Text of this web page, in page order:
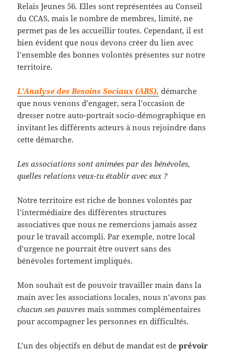
Relais Jeunes 56. Elles sont représentées au Conseil
du CCAS, mais le nombre de membres, limité, ne
permet pas de les accueillir toutes. Cependant, il est
bien évident que nous devons créer du lien avec
l’ensemble des bonnes volontés présentes sur notre
territoire.
L’Analyse des Besoins Sociaux (ABS), démarche
que nous venons d’engager, sera l’occasion de
dresser notre auto-portrait socio-démographique en
invitant les différents acteurs à nous rejoindre dans
cette démarche.
Les associations sont animées par des bénévoles,
quelles relations veux-tu établir avec eux ?
Notre territoire est riche de bonnes volontés par
l’intermédiaire des différentes structures
associatives que nous ne remercions jamais assez
pour le travail accompli. Par exemple, notre local
d’urgence ne pourrait être ouvert sans des
bénévoles fortement impliqués.
Mon souhait est de pouvoir travailler main dans la
main avec les associations locales, nous n’avons pas
chacun ses pauvres mais sommes complémentaires
pour accompagner les personnes en difficultés.
L’un des objectifs en début de mandat est deprévoir